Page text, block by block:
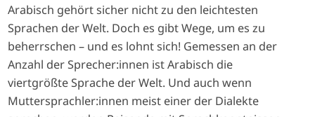
Arabisch gehört sicher nicht zu den leichtesten
Sprachen der Welt. Doch es gibt Wege, um es zu
beherrschen – und es lohnt sich! Gemessen an der
Anzahl der Sprecher:innen ist Arabisch die
viertgrößte Sprache der Welt. Und auch wenn
Muttersprachler:innen meist einer der Dialekte